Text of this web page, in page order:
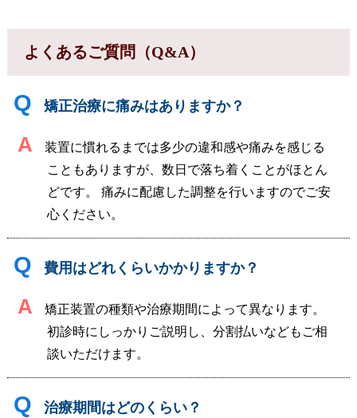
よくあるご質問（Q&A）
Q 矯正治療に痛みはありますか？
A
装置に慣れるまでは多少の違和感や痛みを感じる
こともありますが、数日で落ち着くことがほとん
どです。 痛みに配慮した調整を行いますのでご安
心ください。
Q 費用はどれくらいかかりますか？
A
矯正装置の種類や治療期間によって異なります。
初診時にしっかりご説明し、分割払いなどもご相
談いただけます。
Q 治療期間はどのくらい？